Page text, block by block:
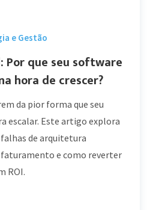
e Gestão
Por que seu software
hora de crescer?
da pior forma que seu
escalar. Este artigo explora
de arquitetura
faturamento e como reverter
ROI.